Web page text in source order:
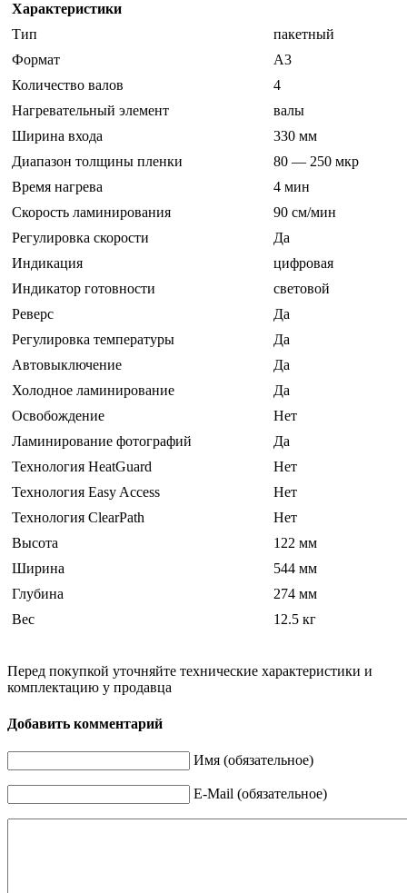
Характеристики
Тип
пакетный
Формат
A3
Количество валов
4
Нагревательный элемент
валы
Ширина входа
330 мм
Диапазон толщины пленки
80 — 250 мкр
Время нагрева
4 мин
Скорость ламинирования
90 см/мин
Регулировка скорости
Да
Индикация
цифровая
Индикатор готовности
световой
Реверс
Да
Регулировка температуры
Да
Автовыключение
Да
Холодное ламинирование
Да
Освобождение
Нет
Ламинирование фотографий
Да
Технология HeatGuard
Нет
Технология Easy Access
Нет
Технология ClearPath
Нет
Высота
122 мм
Ширина
544 мм
Глубина
274 мм
Вес
12.5 кг
Перед покупкой уточняйте технические характеристики и
комплектацию у продавца
Добавить комментарий
Имя (обязательное)
E-Mail (обязательное)